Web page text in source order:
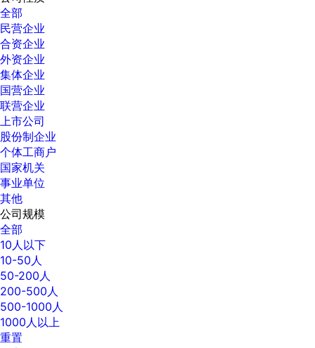
全部
民营企业
合资企业
外资企业
集体企业
国营企业
联营企业
上市公司
股份制企业
个体工商户
国家机关
事业单位
其他
公司规模
全部
10人以下
10-50人
50-200人
200-500人
500-1000人
1000人以上
重置